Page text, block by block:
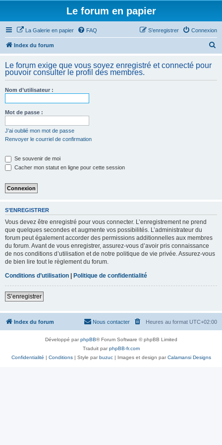
Le forum en papier
La Galerie en papier FAQ Connexion
S’enregistrer
Index du forum
h
Le forum exige que vous soyez enregistré et connecté pour
pouvoir consulter le profil des membres.
Nom d’utilisateur :
Mot de passe :
J’ai oublié mon mot de passe
Renvoyer le courriel de confirmation
Se souvenir de moi
Cacher mon statut en ligne pour cette session
S’ENREGISTRER
Vous devez être enregistré pour vous connecter. L’enregistrement ne prend
que quelques secondes et augmente vos possibilités. L’administrateur du
forum peut également accorder des permissions additionnelles aux membres
du forum. Avant de vous enregistrer, assurez-vous d’avoir pris connaissance
de nos conditions d’utilisation et de notre politique de vie privée. Assurez-vous
de bien lire tout le règlement du forum.
Conditions d’utilisation | Politique de confidentialité
S’enregistrer
Index du forum Heures au format UTC+02:00
Nous contacter
Développé parphpBB® Forum Software © phpBB Limited
Traduit parphpBB-fr.com
Confidentialité | Conditions| Style parbuzuc| Images et design parCalamansi Designs